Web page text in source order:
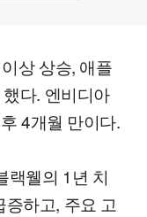
상 상승, 애플
다. 엔비디아
4개월 만이다.
랙웰의 1년 치
하고, 주요 고